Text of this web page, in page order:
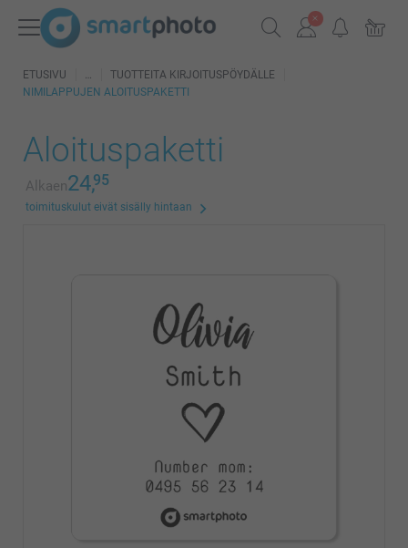
ETUSIVU
TUOTTEITA KIRJOITUSPÖYDÄLLE
NIMILAPPUJEN ALOITUSPAKETTI
Aloituspaketti
Alkaen24,95
toimituskulut eivät sisälly hintaan